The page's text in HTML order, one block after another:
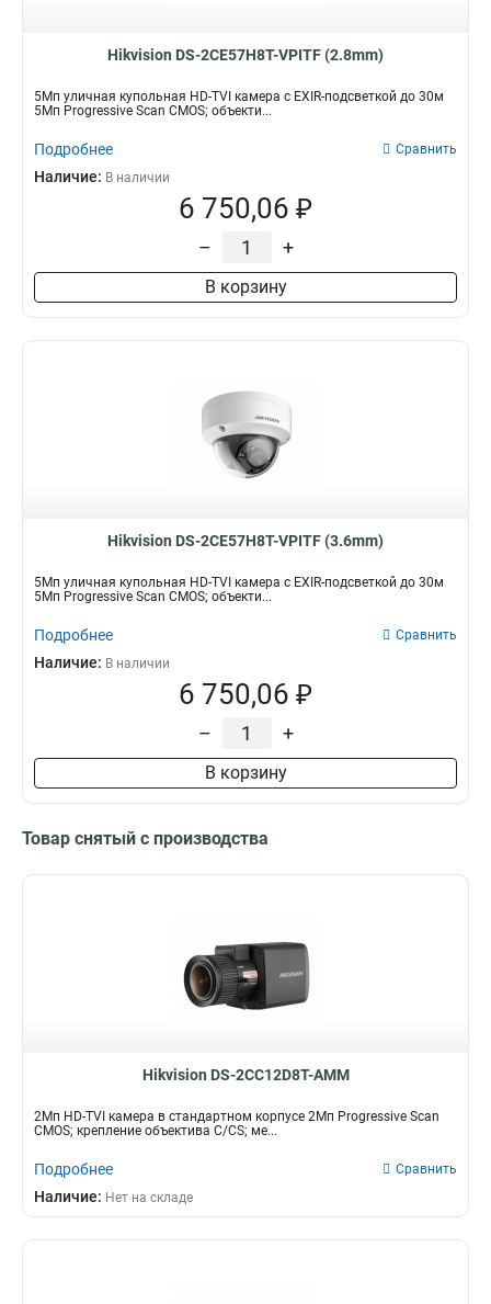
Hikvision DS-2CE57H8T-VPITF (2.8mm)
5Мп уличная купольная HD-TVI камера с EXIR-подсветкой до 30м
5Мп Progressive Scan CMOS; объекти...
Подробнее Сравнить
Наличие: В наличии
6 750,06 ₽
– +
В корзину
Hikvision DS-2CE57H8T-VPITF (3.6mm)
5Мп уличная купольная HD-TVI камера с EXIR-подсветкой до 30м
5Мп Progressive Scan CMOS; объекти...
Подробнее Сравнить
Наличие: В наличии
6 750,06 ₽
– +
В корзину
Товар снятый с производства
Hikvision DS-2CC12D8T-AMM
2Мп HD-TVI камера в стандартном корпусе 2Мп Progressive Scan
CMOS; крепление объектива C/CS; ме...
Подробнее Сравнить
Наличие: Нет на складе